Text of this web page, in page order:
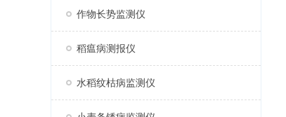
作物长势监测仪
稻瘟病测报仪
水稻纹枯病监测仪